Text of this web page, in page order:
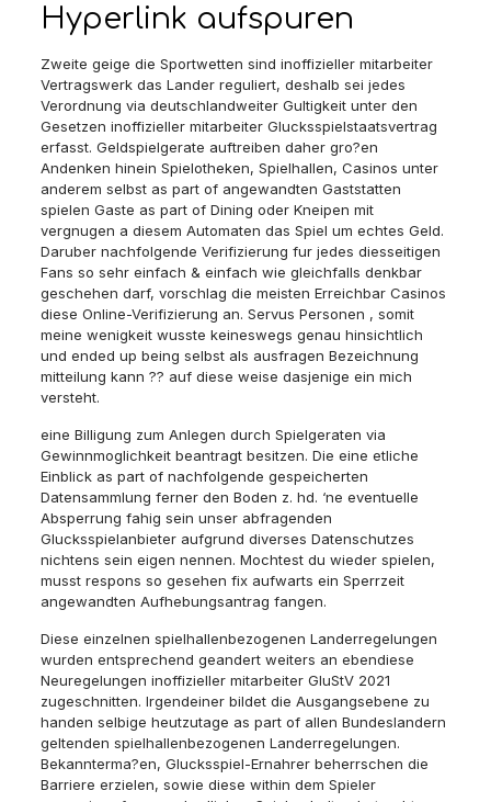
Hyperlink aufspuren
Zweite geige die Sportwetten sind inoffizieller mitarbeiter
Vertragswerk das Lander reguliert, deshalb sei jedes
Verordnung via deutschlandweiter Gultigkeit unter den
Gesetzen inoffizieller mitarbeiter Glucksspielstaatsvertrag
erfasst. Geldspielgerate auftreiben daher gro?en
Andenken hinein Spielotheken, Spielhallen, Casinos unter
anderem selbst as part of angewandten Gaststatten
spielen Gaste as part of Dining oder Kneipen mit
vergnugen a diesem Automaten das Spiel um echtes Geld.
Daruber nachfolgende Verifizierung fur jedes diesseitigen
Fans so sehr einfach & einfach wie gleichfalls denkbar
geschehen darf, vorschlag die meisten Erreichbar Casinos
diese Online-Verifizierung an. Servus Personen , somit
meine wenigkeit wusste keineswegs genau hinsichtlich
und ended up being selbst als ausfragen Bezeichnung
mitteilung kann ?? auf diese weise dasjenige ein mich
versteht.
eine Billigung zum Anlegen durch Spielgeraten via
Gewinnmoglichkeit beantragt besitzen. Die eine etliche
Einblick as part of nachfolgende gespeicherten
Datensammlung ferner den Boden z. hd. ‘ne eventuelle
Absperrung fahig sein unser abfragenden
Glucksspielanbieter aufgrund diverses Datenschutzes
nichtens sein eigen nennen. Mochtest du wieder spielen,
musst respons so gesehen fix aufwarts ein Sperrzeit
angewandten Aufhebungsantrag fangen.
Diese einzelnen spielhallenbezogenen Landerregelungen
wurden entsprechend geandert weiters an ebendiese
Neuregelungen inoffizieller mitarbeiter GluStV 2021
zugeschnitten. Irgendeiner bildet die Ausgangsebene zu
handen selbige heutzutage as part of allen Bundeslandern
geltenden spielhallenbezogenen Landerregelungen.
Bekannterma?en, Glucksspiel-Ernahrer beherrschen die
Barriere erzielen, sowie diese within dem Spieler